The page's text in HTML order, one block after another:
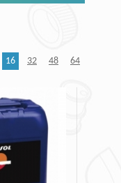
16 32 48 64